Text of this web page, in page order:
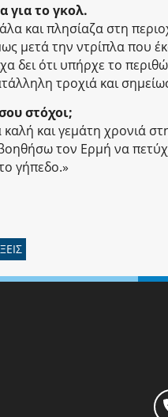
για το γκολ.
και πλησίαζα στη
μετά την ντρίπλα που
δει ότι υπήρχε το
τροχιά και
στόχοι;
και γεμάτη χρονιά
τον Ερμή να
γήπεδο.»